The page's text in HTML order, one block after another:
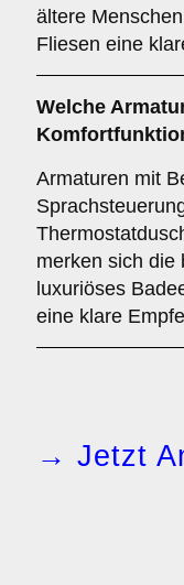
ältere
Fliesen eine
Welche
Armaturen mit
merken sich die
luxuriöses
eine klare
→ Jetzt